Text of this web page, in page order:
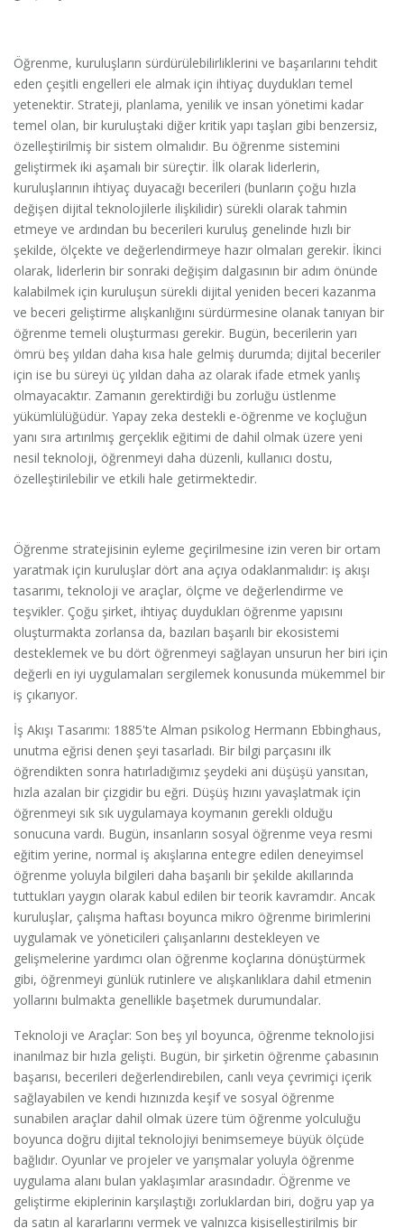
Öğrenme, kuruluşların sürdürülebilirliklerini ve başarılarını tehdit
eden çeşitli engelleri ele almak için ihtiyaç duydukları temel
yetenektir. Strateji, planlama, yenilik ve insan yönetimi kadar
temel olan, bir kuruluştaki diğer kritik yapı taşları gibi benzersiz,
özelleştirilmiş bir sistem olmalıdır. Bu öğrenme sistemini
geliştirmek iki aşamalı bir süreçtir. İlk olarak liderlerin,
kuruluşlarının ihtiyaç duyacağı becerileri (bunların çoğu hızla
değişen dijital teknolojilerle ilişkilidir) sürekli olarak tahmin
etmeye ve ardından bu becerileri kuruluş genelinde hızlı bir
şekilde, ölçekte ve değerlendirmeye hazır olmaları gerekir. İkinci
olarak, liderlerin bir sonraki değişim dalgasının bir adım önünde
kalabilmek için kuruluşun sürekli dijital yeniden beceri kazanma
ve beceri geliştirme alışkanlığını sürdürmesine olanak tanıyan bir
öğrenme temeli oluşturması gerekir. Bugün, becerilerin yarı
ömrü beş yıldan daha kısa hale gelmiş durumda; dijital beceriler
için ise bu süreyi üç yıldan daha az olarak ifade etmek yanlış
olmayacaktır. Zamanın gerektirdiği bu zorluğu üstlenme
yükümlülüğüdür. Yapay zeka destekli e-öğrenme ve koçluğun
yanı sıra artırılmış gerçeklik eğitimi de dahil olmak üzere yeni
nesil teknoloji, öğrenmeyi daha düzenli, kullanıcı dostu,
özelleştirilebilir ve etkili hale getirmektedir.
Öğrenme stratejisinin eyleme geçirilmesine izin veren bir ortam
yaratmak için kuruluşlar dört ana açıya odaklanmalıdır: iş akışı
tasarımı, teknoloji ve araçlar, ölçme ve değerlendirme ve
teşvikler. Çoğu şirket, ihtiyaç duydukları öğrenme yapısını
oluşturmakta zorlansa da, bazıları başarılı bir ekosistemi
desteklemek ve bu dört öğrenmeyi sağlayan unsurun her biri için
değerli en iyi uygulamaları sergilemek konusunda mükemmel bir
iş çıkarıyor.
İş Akışı Tasarımı: 1885'te Alman psikolog Hermann Ebbinghaus,
unutma eğrisi denen şeyi tasarladı. Bir bilgi parçasını ilk
öğrendikten sonra hatırladığımız şeydeki ani düşüşü yansıtan,
hızla azalan bir çizgidir bu eğri. Düşüş hızını yavaşlatmak için
öğrenmeyi sık sık uygulamaya koymanın gerekli olduğu
sonucuna vardı. Bugün, insanların sosyal öğrenme veya resmi
eğitim yerine, normal iş akışlarına entegre edilen deneyimsel
öğrenme yoluyla bilgileri daha başarılı bir şekilde akıllarında
tuttukları yaygın olarak kabul edilen bir teorik kavramdır. Ancak
kuruluşlar, çalışma haftası boyunca mikro öğrenme birimlerini
uygulamak ve yöneticileri çalışanlarını destekleyen ve
gelişmelerine yardımcı olan öğrenme koçlarına dönüştürmek
gibi, öğrenmeyi günlük rutinlere ve alışkanlıklara dahil etmenin
yollarını bulmakta genellikle başetmek durumundalar.
Teknoloji ve Araçlar: Son beş yıl boyunca, öğrenme teknolojisi
inanılmaz bir hızla gelişti. Bugün, bir şirketin öğrenme çabasının
başarısı, becerileri değerlendirebilen, canlı veya çevrimiçi içerik
sağlayabilen ve kendi hızınızda keşif ve sosyal öğrenme
sunabilen araçlar dahil olmak üzere tüm öğrenme yolculuğu
boyunca doğru dijital teknolojiyi benimsemeye büyük ölçüde
bağlıdır. Oyunlar ve projeler ve yarışmalar yoluyla öğrenme
uygulama alanı bulan yaklaşımlar arasındadır. Öğrenme ve
geliştirme ekiplerinin karşılaştığı zorluklardan biri, doğru yap ya
da satın al kararlarını vermek ve yalnızca kişiselleştirilmiş bir